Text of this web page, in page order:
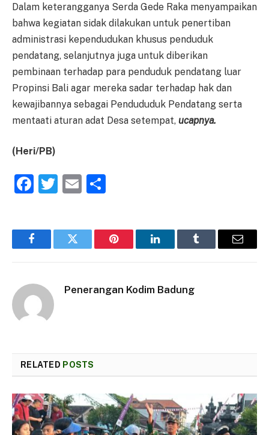
Dalam keterangganya Serda Gede Raka menyampaikan
bahwa kegiatan sidak dilakukan untuk penertiban
administrasi kependudukan khusus penduduk
pendatang, selanjutnya juga untuk diberikan
pembinaan terhadap para penduduk pendatang luar
Propinsi Bali agar mereka sadar terhadap hak dan
kewajibannya sebagai Pendududuk Pendatang serta
mentaati aturan adat Desa setempat, ucapnya.
(Heri/PB)
Facebook
Twitter
Email
FacebookTwitter Pinterest LinkedInTumblr Email
Penerangan Kodim Badung
RELATED POSTS